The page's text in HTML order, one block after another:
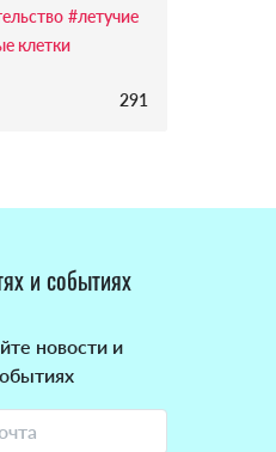
#летучие
клетки
291
и событиях
новости и